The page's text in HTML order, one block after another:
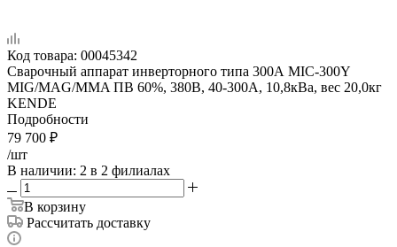
Код товара: 00045342
Сварочный аппарат инверторного типа 300А MIC-300Y
MIG/MAG/MMA ПВ 60%, 380В, 40-300А, 10,8кВа, вес 20,0кг
KENDE
Подробности
79 700 ₽
/шт
В наличии: 2 в 2 филиалах
В корзину
Рассчитать доставку